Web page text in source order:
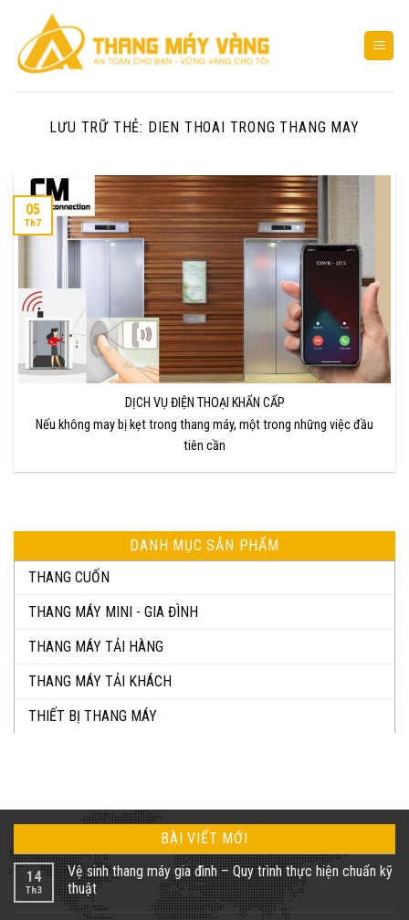
dung
LƯU TRỮ THẺ: DIEN THOAI TRONG THANG MAY
DỊCH VỤ ĐIỆN THOẠI KHẨN CẤP
Nếu không may bị kẹt trong thang máy, một trong những việc đầu
tiên cần
05
Th7
DANH MỤC SẢN PHẨM
THANG CUỐN
THANG MÁY MINI - GIA ĐÌNH
THANG MÁY TẢI HÀNG
THANG MÁY TẢI KHÁCH
THIẾT BỊ THANG MÁY
BÀI VIẾT MỚI
14
Th3
Vệ sinh thang máy gia đình – Quy trình thực hiện chuẩn kỹ
thuật
Không